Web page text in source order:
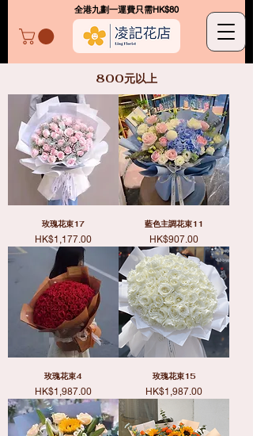
凌記花店
​全港九劃一運費只需HK$80
800元以上
玫瑰花束17
價格
HK$1,177.00
藍色主調花束11
價格
HK$907.00
玫瑰花束4
價格
HK$1,987.00
玫瑰花束15
價格
HK$1,987.00